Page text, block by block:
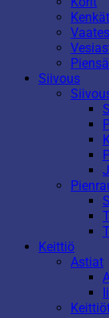
Siivous
Keittiö
Astiat